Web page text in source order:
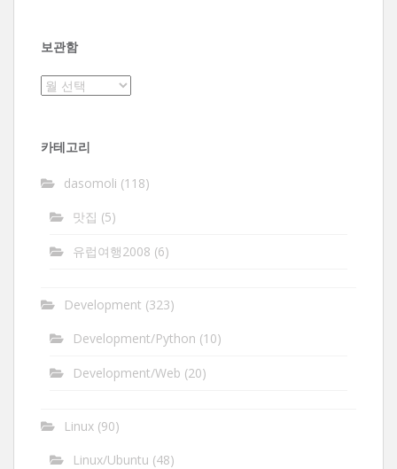
보관함
보
카테고리
dasomoli (118)
맛집 (5)
유럽여행2008 (6)
Development (323)
Development/Python (10)
Development/Web (20)
Linux (90)
Linux/Ubuntu (48)